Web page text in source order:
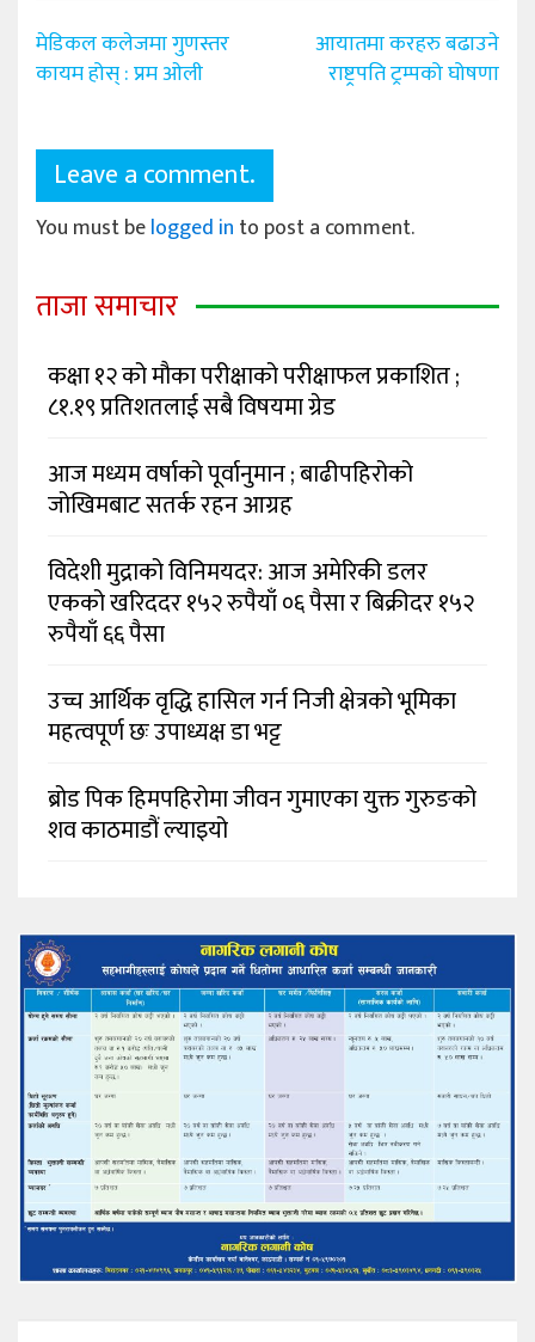
Post
navigation
मेडिकल कलेजमा गुणस्तर
कायम होस् : प्रम ओली
आयातमा करहरु बढाउने
राष्ट्रपति ट्रम्पको घोषणा
Leave a comment.
You must belogged in to post a comment.
ताजा समाचार
कक्षा १२ को मौका परीक्षाको परीक्षाफल प्रकाशित ;
८१.१९ प्रतिशतलाई सबै विषयमा ग्रेड
आज मध्यम वर्षाको पूर्वानुमान ; बाढीपहिरोको
जोखिमबाट सतर्क रहन आग्रह
विदेशी मुद्राको विनिमयदर: आज अमेरिकी डलर
एकको खरिददर १५२ रुपैयाँ ०६ पैसा र बिक्रीदर १५२
रुपैयाँ ६६ पैसा
उच्च आर्थिक वृद्धि हासिल गर्न निजी क्षेत्रको भूमिका
महत्वपूर्ण छः उपाध्यक्ष डा भट्ट
ब्रोड पिक हिमपहिरोमा जीवन गुमाएका युक्त गुरुङको
शव काठमाडौं ल्याइयो